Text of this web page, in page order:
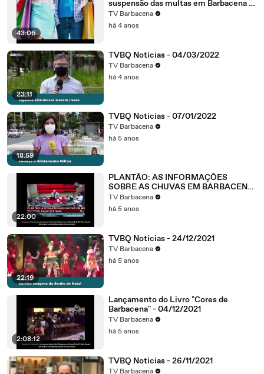
43:06
suspensão das multas em Barbacena -
11/03/2022
TV Barbacena
há 4 anos
23:11
TVBQ Notícias - 04/03/2022
TV Barbacena
há 4 anos
18:59
TVBQ Notícias - 07/01/2022
TV Barbacena
há 5 anos
22:00
PLANTÃO: AS INFORMAÇÕES
SOBRE AS CHUVAS EM BARBACENA
E EM MINAS GERAIS - 08/01/2022
TV Barbacena
há 5 anos
22:19
TVBQ Notícias - 24/12/2021
TV Barbacena
há 5 anos
2:08:12
Lançamento do Livro "Cores de
Barbacena" - 04/12/2021
TV Barbacena
há 5 anos
TVBQ Notícias - 26/11/2021
TV Barbacena